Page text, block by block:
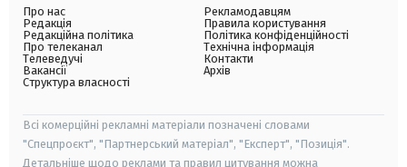
Про нас
Редакція
Редакційна політика
Про телеканал
Телеведучі
Вакансії
Структура власності
Рекламодавцям
Правила користування
Політика конфіденційності
Технічна інформація
Контакти
Архів
Всі комерційні рекламні матеріали позначені словами
"Спецпроєкт", "Партнерський матеріал", "Експерт", "Позиція".
Детальніше щодо реклами та правил цитування можна